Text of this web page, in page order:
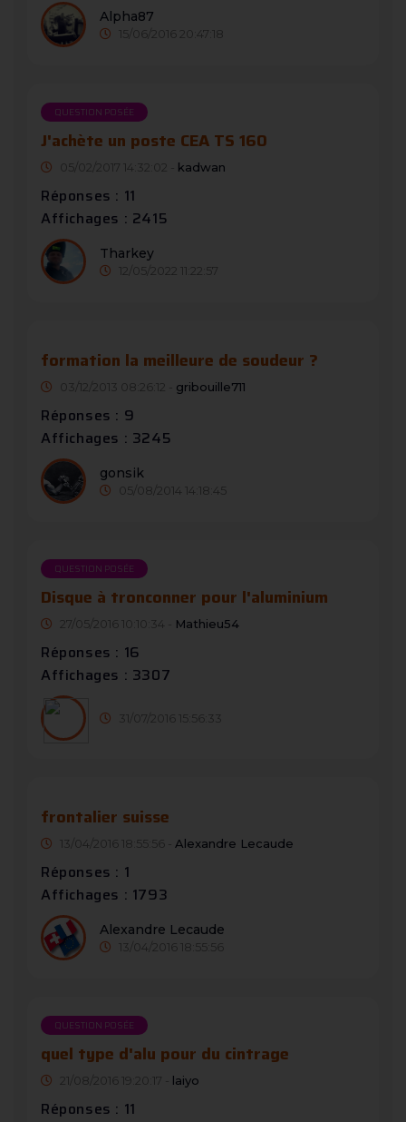
Alpha87
15/06/2016 20:47:18
QUESTION POSÉE
J'achète un poste CEA TS 160
05/02/2017 14:32:02 - kadwan
Réponses : 11
Affichages : 2415
Tharkey
12/05/2022 11:22:57
formation la meilleure de soudeur ?
03/12/2013 08:26:12 - gribouille711
Réponses : 9
Affichages : 3245
gonsik
05/08/2014 14:18:45
QUESTION POSÉE
Disque à tronconner pour l'aluminium
27/05/2016 10:10:34 - Mathieu54
Réponses : 16
Affichages : 3307
31/07/2016 15:56:33
frontalier suisse
13/04/2016 18:55:56 - Alexandre Lecaude
Réponses : 1
Affichages : 1793
Alexandre Lecaude
13/04/2016 18:55:56
QUESTION POSÉE
quel type d'alu pour du cintrage
21/08/2016 19:20:17 - laiyo
Réponses : 11